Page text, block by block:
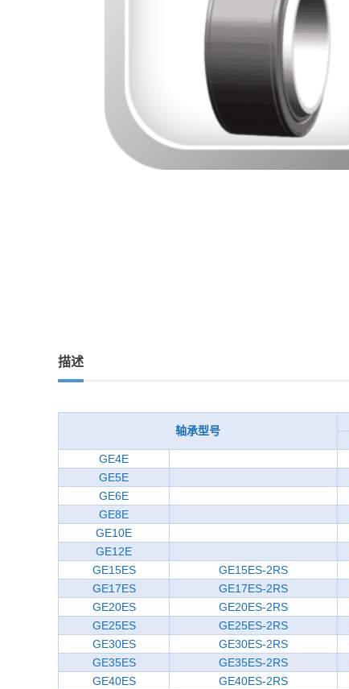
描述
轴承型号
GE4E
GE5E
GE6E
GE8E
GE10E
GE12E
GE15ES
GE15ES-2RS
GE17ES
GE17ES-2RS
GE20ES
GE20ES-2RS
GE25ES
GE25ES-2RS
GE30ES
GE30ES-2RS
GE35ES
GE35ES-2RS
GE40ES
GE40ES-2RS